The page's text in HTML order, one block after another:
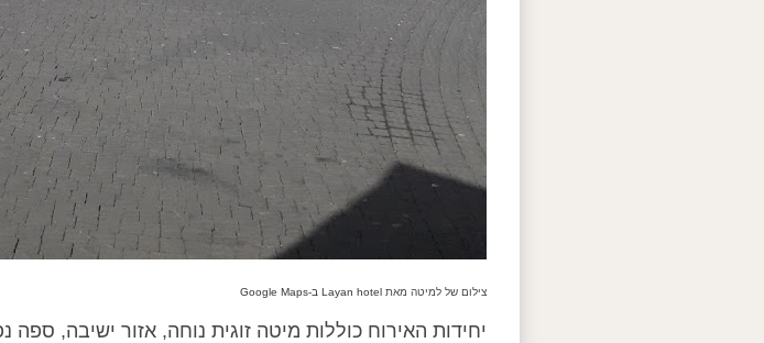
צילום של למיטה מאת Layan hotel ב-Google Maps
יחידות האירוח כוללות מיטה זוגית נוחה, אזור ישיבה,